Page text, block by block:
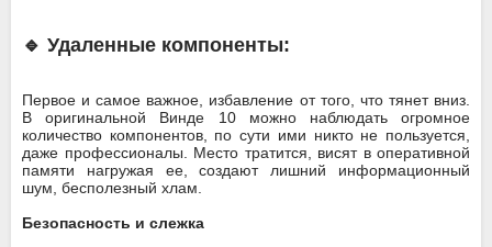
🔹 Удаленные компоненты:
Первое и самое важное, избавление от того, что тянет вниз.
В оригинальной Винде 10 можно наблюдать огромное
количество компонентов, по сути ими никто не пользуется,
даже профессионалы. Место тратится, висят в оперативной
памяти нагружая ее, создают лишний информационный
шум, бесполезный хлам.
Безопасность и слежка